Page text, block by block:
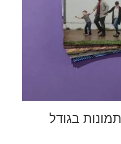
פיתוח עד 200 תמונות בגודל